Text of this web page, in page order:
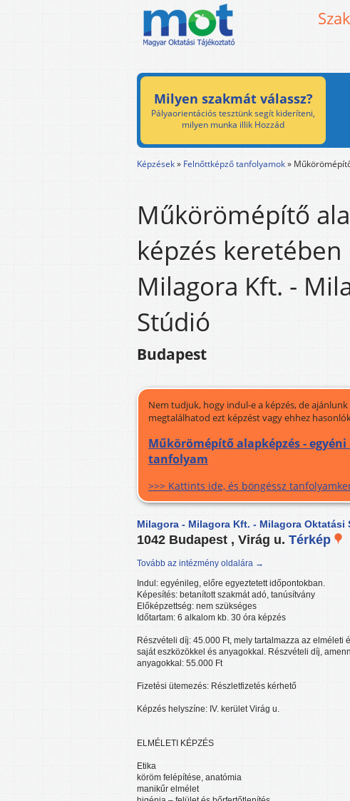
Milyen szakmát válassz?
Pályaorientációs tesztünk segít kideríteni,
milyen munka illik Hozzád
Képzések» Felnőttképző tanfolyamok»
Műkörömépítő
képzés keretében
Milagora Kft. -
Stúdió
Budapest
Nem tudjuk, hogy indul-e a képzés, de
megtalálhatod ezt képzést vagy ehhez
Műkörömépítő alapképzés -
tanfolyam
>>> Kattints ide, és böngéssz
Milagora - Milagora Kft. - Milagora Oktatási
1042 Budapest , Virág u. Térkép
Tovább az intézmény oldalára →
Indul: egyénileg, előre egyeztetett időpontokban.
Képesítés: betanított szakmát adó, tanúsítvány
Előképzettség: nem szükséges
Időtartam: 6 alkalom kb. 30 óra képzés
Részvételi díj: 45.000 Ft, mely tartalmazza az
saját eszközökkel és anyagokkal. Részvételi díj,
anyagokkal: 55.000 Ft
Fizetési ütemezés: Részletfizetés kérhető
Képzés helyszíne: IV. kerület Virág u.
ELMÉLETI KÉPZÉS
Etika
köröm felépítése, anatómia
manikűr elmélet